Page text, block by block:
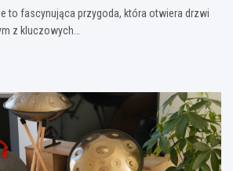
to fascynująca przygoda, która otwiera drzwi
z kluczowych…